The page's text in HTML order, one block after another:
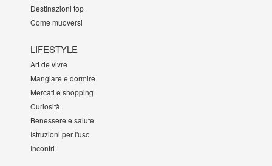
Destinazioni top
Come muoversi
LIFESTYLE
Art de vivre
Mangiare e dormire
Mercati e shopping
Curiosità
Benessere e salute
Istruzioni per l'uso
Incontri